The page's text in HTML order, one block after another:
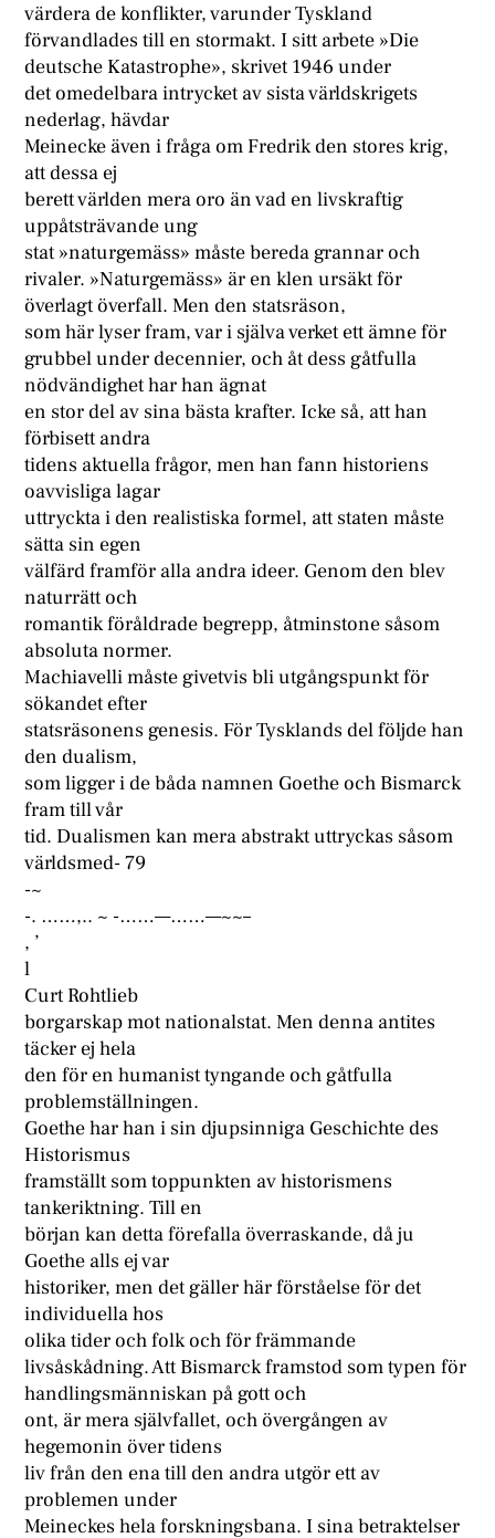
värdera de konflikter, varunder Tyskland
förvandlades till en stormakt. I sitt arbete »Die
deutsche Katastrophe», skrivet 1946 under
det omedelbara intrycket av sista världskrigets
nederlag, hävdar
Meinecke även i fråga om Fredrik den stores krig,
att dessa ej
berett världen mera oro än vad en livskraftig
uppåtsträvande ung
stat »naturgemäss» måste bereda grannar och
rivaler. »Naturgemäss» är en klen ursäkt för
överlagt överfall. Men den statsräson,
som här lyser fram, var i själva verket ett ämne för
grubbel under decennier, och åt dess gåtfulla
nödvändighet har han ägnat
en stor del av sina bästa krafter. Icke så, att han
förbisett andra
tidens aktuella frågor, men han fann historiens
oavvisliga lagar
uttryckta i den realistiska formel, att staten måste
sätta sin egen
välfärd framför alla andra ideer. Genom den blev
naturrätt och
romantik föråldrade begrepp, åtminstone såsom
absoluta normer.
Machiavelli måste givetvis bli utgångspunkt för
sökandet efter
statsräsonens genesis. För Tysklands del följde han
den dualism,
som ligger i de båda namnen Goethe och Bismarck
fram till vår
tid. Dualismen kan mera abstrakt uttryckas såsom
världsmed- 79
-~
-. ……,.. ~ -……—……—~~–
, ’
l
Curt Rohtlieb
borgarskap mot nationalstat. Men denna antites
täcker ej hela
den för en humanist tyngande och gåtfulla
problemställningen.
Goethe har han i sin djupsinniga Geschichte des
Historismus
framställt som toppunkten av historismens
tankeriktning. Till en
början kan detta förefalla överraskande, då ju
Goethe alls ej var
historiker, men det gäller här förståelse för det
individuella hos
olika tider och folk och för främmande
livsåskådning. Att Bismarck framstod som typen för
handlingsmänniskan på gott och
ont, är mera självfallet, och övergången av
hegemonin över tidens
liv från den ena till den andra utgör ett av
problemen under
Meineckes hela forskningsbana. I sina betraktelser